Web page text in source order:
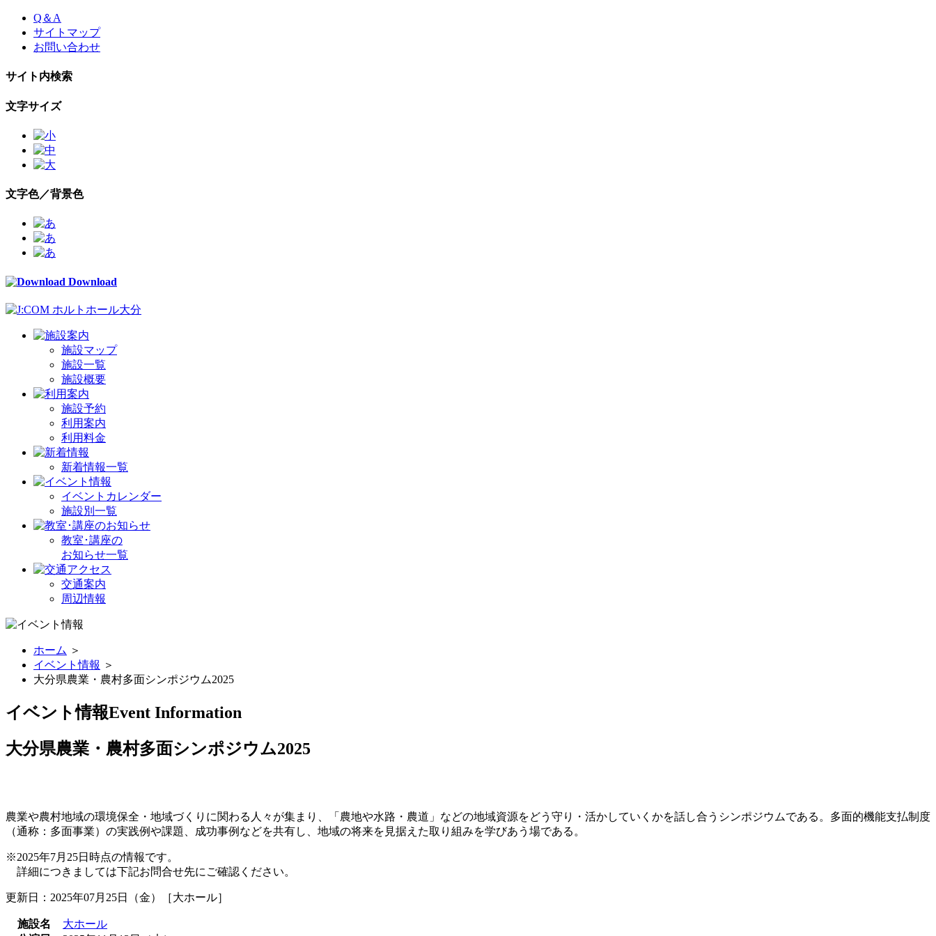
Skip
content
Q＆A
サイトマップ
お問い合わせ
サイト内検索
文字サイズ
文字色／背景色
Download
施設マップ
施設一覧
施設概要
施設予約
利用案内
利用料金
新着情報一覧
イベントカレンダー
施設別一覧
教室･講座の
お知らせ一覧
交通案内
周辺情報
ホーム ＞
イベント情報 ＞
大分県農業・農村多面シンポジウム2025
イベント情報Event Information
大分県農業・農村多面シンポジウム2025
農業や農村地域の環境保全・地域づくりに関わる人々が集まり、「農地や水路・農道」などの地域資源をどう守り・活かしていくかを話し合うシンポジウムである。多面的機能支払制度
（通称：多面事業）の実践例や課題、成功事例などを共有し、地域の将来を見据えた取り組みを学びあう場である。
※2025年7月25日時点の情報です。
詳細につきましては下記お問合せ先にご確認ください。
更新日：2025年07月25日（金）［大ホール］
施設名
大ホール